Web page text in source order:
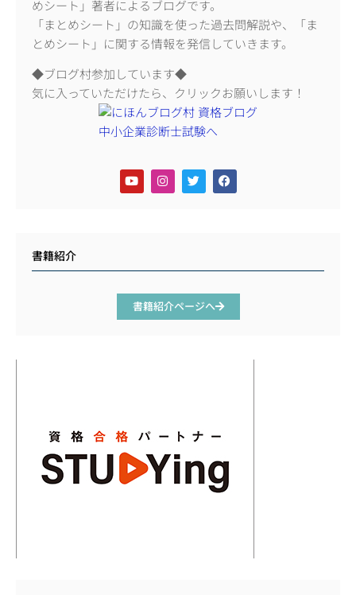
めシート」著者によるブログです。
「まとめシート」の知識を使った過去問解説や、「ま
とめシート」に関する情報を発信していきます。
◆ブログ村参加しています◆
気に入っていただけたら、クリックお願いします！
書籍紹介
書籍紹介ページへ